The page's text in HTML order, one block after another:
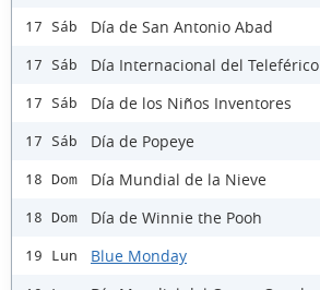
17 Sáb Día de San Antonio Abad
17 Sáb Día Internacional del Teleférico
17 Sáb Día de los Niños Inventores
17 Sáb Día de Popeye
18 Dom Día Mundial de la Nieve
18 Dom Día de Winnie the Pooh
19 Lun Blue Monday